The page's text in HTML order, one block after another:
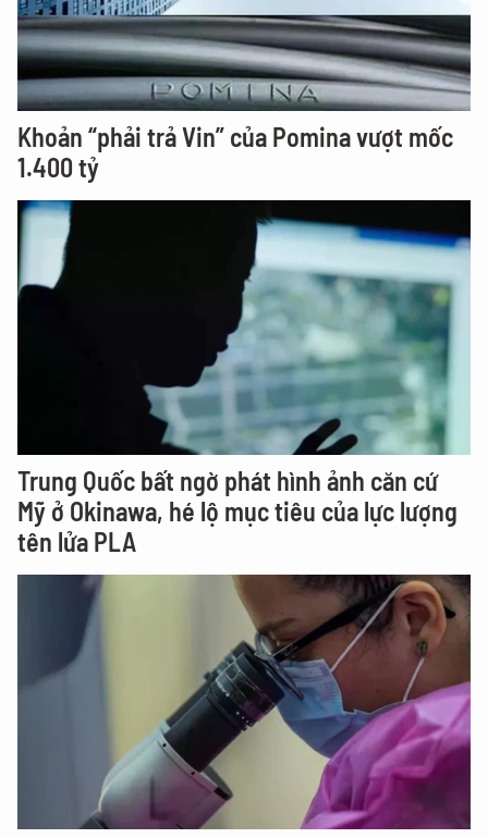
Khoản “phải trả Vin” của Pomina vượt mốc
1.400 tỷ
Trung Quốc bất ngờ phát hình ảnh căn cứ
Mỹ ở Okinawa, hé lộ mục tiêu của lực lượng
tên lửa PLA